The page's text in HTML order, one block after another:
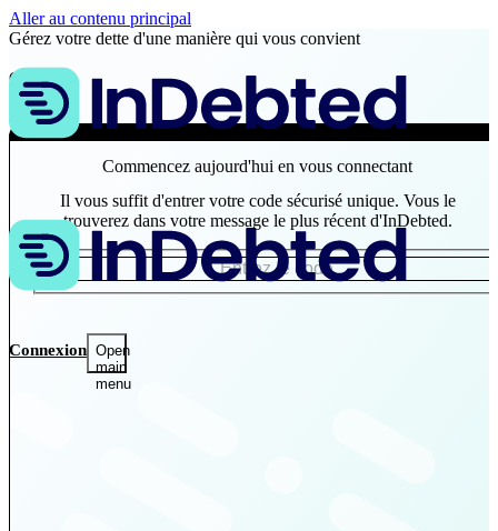
Aller au contenu principal
Connexion Open
main
menu
Gérez votre dette d'une manière qui vous convient
Clients
Affaires
Commencez aujourd'hui en vous connectant
Il vous suffit d'entrer votre code sécurisé unique. Vous le
trouverez dans votre message le plus récent d'InDebted.